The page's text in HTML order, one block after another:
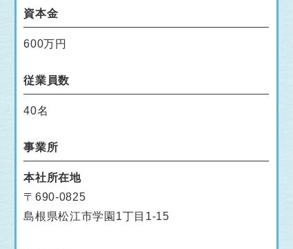
資本金
600万円
従業員数
40名
事業所
本社所在地
〒690-0825
島根県松江市学園1丁目1-15